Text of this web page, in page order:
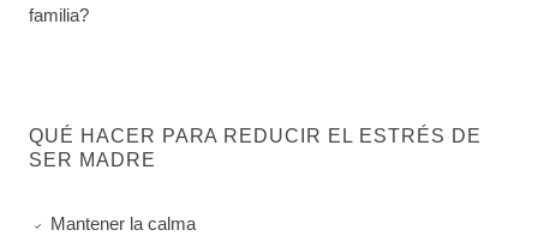
familia?
QUÉ HACER PARA REDUCIR EL ESTRÉS DE
SER MADRE
Mantener la calma